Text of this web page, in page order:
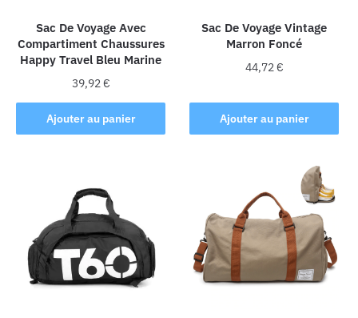
Sac De Voyage Avec
Compartiment Chaussures
Happy Travel Bleu Marine
39,92€
Ajouter au panier
Sac De Voyage Vintage
Marron Foncé
44,72€
Ajouter au panier